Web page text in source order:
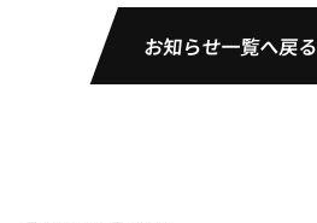
お知らせ一覧へ戻る